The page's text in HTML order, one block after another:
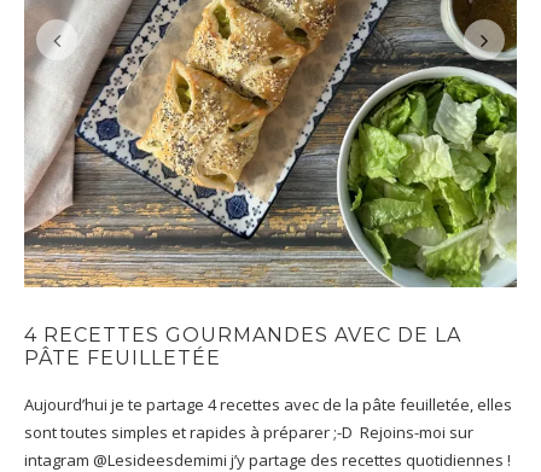
4 RECETTES GOURMANDES AVEC DE LA
PÂTE FEUILLETÉE
Aujourd’hui je te partage 4 recettes avec de la pâte feuilletée, elles
sont toutes simples et rapides à préparer ;-D Rejoins-moi sur
intagram @Lesideesdemimi j’y partage des recettes quotidiennes !